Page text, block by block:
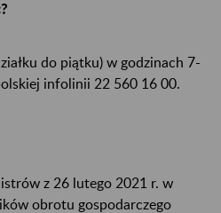
do piątku) w godzinach 7-
infolinii 22 560 16 00.
z 26 lutego 2021 r. w
obrotu gospodarczego